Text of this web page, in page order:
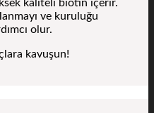
kaliteli biotin içerir.
ve kuruluğu
olur.
kavuşun!